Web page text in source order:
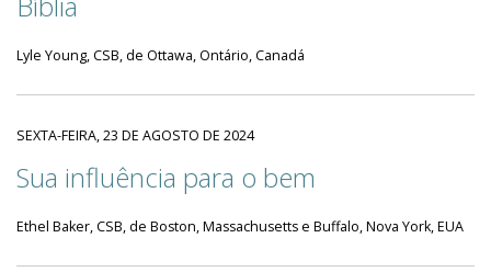
Lyle Young, CSB, de Ottawa, Ontário, Canadá
SEXTA-FEIRA, 23 DE AGOSTO DE 2024
Sua influência para o bem
Ethel Baker, CSB, de Boston, Massachusetts e Buffalo, Nova York, EUA